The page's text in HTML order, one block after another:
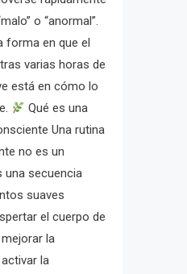
o “anormal”.
forma en que el
varias horas de
está en cómo lo
Qué es una
Una rutina
no es un
una secuencia
suaves
el cuerpo de
la
la